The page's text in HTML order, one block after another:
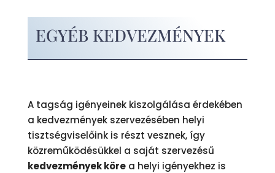
EGYÉB KEDVEZMÉNYEK
A tagság igényeinek kiszolgálása érdekében
a kedvezmények szervezésében helyi
tisztségviselőink is részt vesznek, így
közreműködésükkel a saját szervezésű
kedvezmények körea helyi igényekhez is